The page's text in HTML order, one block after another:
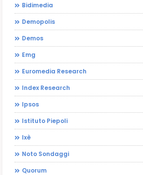
Bidimedia
Demopolis
Demos
Emg
Euromedia Research
Index Research
Ipsos
Istituto Piepoli
Ixè
Noto Sondaggi
Quorum